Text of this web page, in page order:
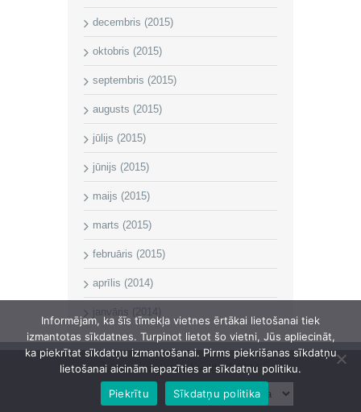
decembris (2015)
oktobris (2015)
septembris (2015)
augusts (2015)
jūlijs (2015)
jūnijs (2015)
maijs (2015)
marts (2015)
februāris (2015)
aprīlis (2014)
janvāris (2014)
Īvandes pagasta pārvalde © 2014
Informējam, ka šīs tīmekļa vietnes ērtākai lietošanai tiek
izmantotas sīkdatnes. Turpinot lietot šo vietni, Jūs apliecināt,
ka piekrītat sīkdatņu izmantošanai. Pirms piekrišanas sīkdatņu
lietošanai aicinām iepazīties ar sīkdatņu politiku.
Piekrītu
Sīkdatņu politika